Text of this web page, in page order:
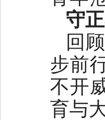
守
回
步前
不开
育与